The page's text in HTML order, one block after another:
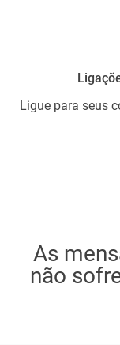
Ligue para seus
As
não